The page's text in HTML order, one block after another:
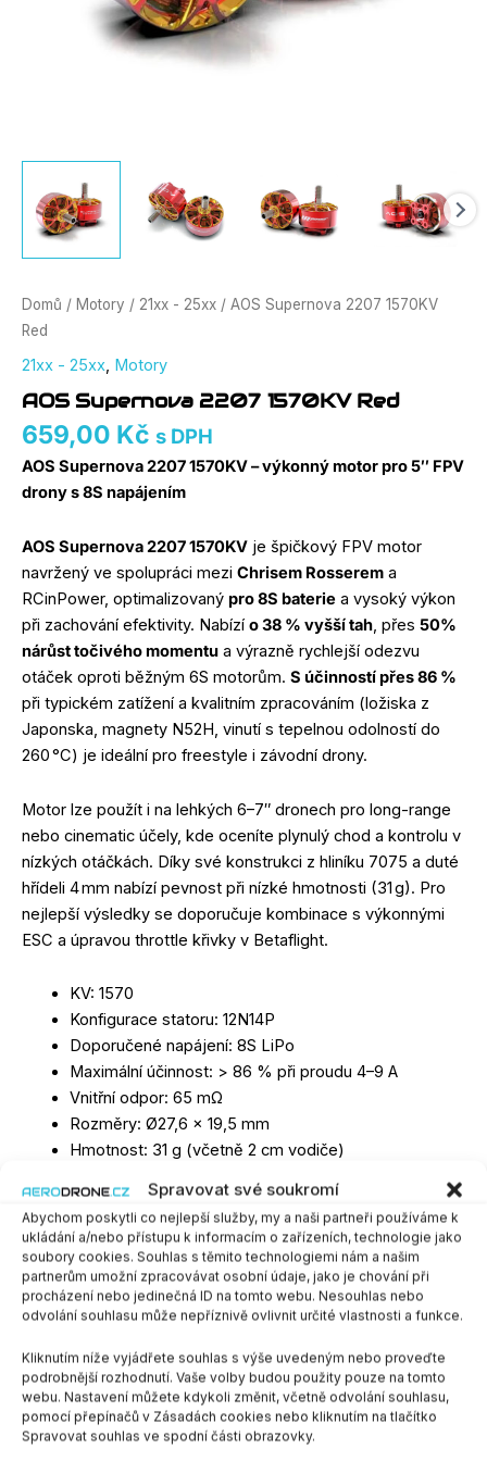
Spravovat své soukromí
Abychom poskytli co nejlepší služby, my a naši partneři používáme k
ukládání a/nebo přístupu k informacím o zařízeních, technologie jako
soubory cookies. Souhlas s těmito technologiemi nám a našim
partnerům umožní zpracovávat osobní údaje, jako je chování při
procházení nebo jedinečná ID na tomto webu. Nesouhlas nebo
odvolání souhlasu může nepříznivě ovlivnit určité vlastnosti a funkce.
Kliknutím níže vyjádřete souhlas s výše uvedeným nebo proveďte
podrobnější rozhodnutí. Vaše volby budou použity pouze na tomto
webu. Nastavení můžete kdykoli změnit, včetně odvolání souhlasu,
pomocí přepínačů v Zásadách cookies nebo kliknutím na tlačítko
Spravovat souhlas ve spodní části obrazovky.
Domů / Motory / 21xx - 25xx / AOS Supernova 2207 1570KV
Red
21xx - 25xx, Motory
AOS Supernova 2207 1570KV Red
659,00 Kč s DPH
AOS Supernova 2207 1570KV – výkonný motor pro 5″ FPV
drony s 8S napájením
AOS Supernova 2207 1570KV je špičkový FPV motor
navržený ve spolupráci mezi Chrisem Rosserem a
RCinPower, optimalizovaný pro 8S baterie a vysoký výkon
při zachování efektivity. Nabízí o 38 % vyšší tah, přes 50%
nárůst točivého momentu a výrazně rychlejší odezvu
otáček oproti běžným 6S motorům. S účinností přes 86 %
při typickém zatížení a kvalitním zpracováním (ložiska z
Japonska, magnety N52H, vinutí s tepelnou odolností do
260 °C) je ideální pro freestyle i závodní drony.
Motor lze použít i na lehkých 6–7″ dronech pro long-range
nebo cinematic účely, kde oceníte plynulý chod a kontrolu v
nízkých otáčkách. Díky své konstrukci z hliníku 7075 a duté
hřídeli 4 mm nabízí pevnost při nízké hmotnosti (31 g). Pro
nejlepší výsledky se doporučuje kombinace s výkonnými
ESC a úpravou throttle křivky v Betaflight.
KV: 1570
Konfigurace statoru: 12N14P
Doporučené napájení: 8S LiPo
Maximální účinnost: > 86 % při proudu 4–9 A
Vnitřní odpor: 65 mΩ
Rozměry: Ø27,6 × 19,5 mm
Hmotnost: 31 g (včetně 2 cm vodiče)
Dostupnost: Skladem více než 4ks
- + PŘIDAT DO KOŠÍKU
Popis